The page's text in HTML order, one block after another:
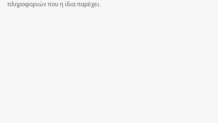
πληροφοριών που η ίδια παρέχει.